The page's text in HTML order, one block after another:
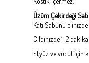
Üzüm Çekirdeği
Katı Sabunu
Cildinizde 1-2 dakika
El,yüz ve vücut için